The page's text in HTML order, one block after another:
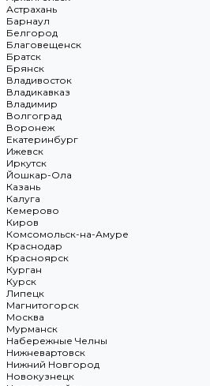
Астрахань
Барнаул
Белгород
Благовещенск
Братск
Брянск
Владивосток
Владикавказ
Владимир
Волгоград
Воронеж
Екатеринбург
Ижевск
Иркутск
Йошкар-Ола
Казань
Калуга
Кемерово
Киров
Комсомольск-на-Амуре
Краснодар
Красноярск
Курган
Курск
Липецк
Магнитогорск
Москва
Мурманск
Набережные Челны
Нижневартовск
Нижний Новгород
Новокузнецк